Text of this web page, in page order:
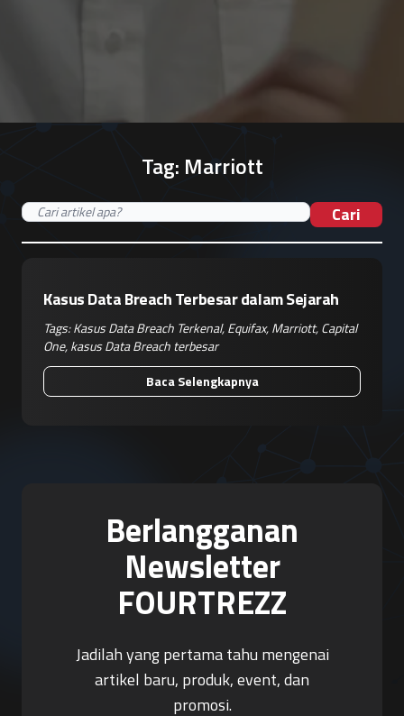
Tag: Marriott
Cari
Kasus Data Breach Terbesar dalam Sejarah
Tags:Kasus Data Breach Terkenal,Equifax,Marriott,Capital
One,kasus Data Breach terbesar
Baca Selengkapnya
Berlangganan
Newsletter
FOURTREZZ
Jadilah yang pertama tahu mengenai
artikel baru, produk, event, dan
promosi.